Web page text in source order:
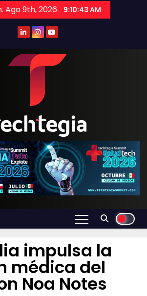
Ago 9th, 2026 9:10:44 AM
impulsa la
médica del
Noa Notes